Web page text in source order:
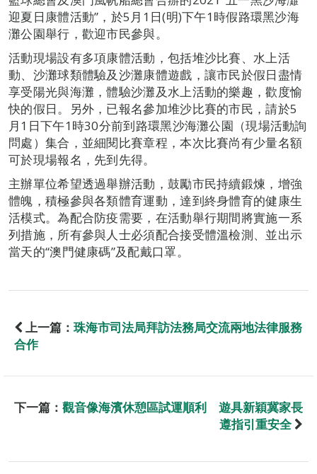
迎夏日康體活動”，於5月1日(明)下午1時假路環黑沙海
灘公園舉行，歡迎市民參與。
活動現場設有多項康體活動，包括堆沙比賽、水上活
動、沙灘球類體驗及沙灘康體遊戲，讓市民於假日盡情
享受陽光與海灘，體驗沙灘及水上活動的樂趣，歡度愉
快的假日。另外，已報名參加堆沙比賽的市民，請於5
月1日下午1時30分前到路環黑沙海灘公園（現場活動詢
問處）集合，並細閱比賽章程，本次比賽尚有少量名額
可於現場報名，先到先得。
主辦單位希望透過舉辦活動，鼓勵市民持續鍛煉，增強
體魄，積極參與各類體育運動，達到終身體育的健康生
活模式。為配合防疫需要，在活動舉行期間將實施一系
列措施，所有參與人士必須配合接受體溫檢測、並出示
當天的“澳門健康碼”及配戴口罩。
上一篇： 珠海市司法局拜訪法務局交流兩地法律服務
合作
下一篇： 觀音像海濱休憩區試運順利 遊具新穎冀家長
遵指引重安全